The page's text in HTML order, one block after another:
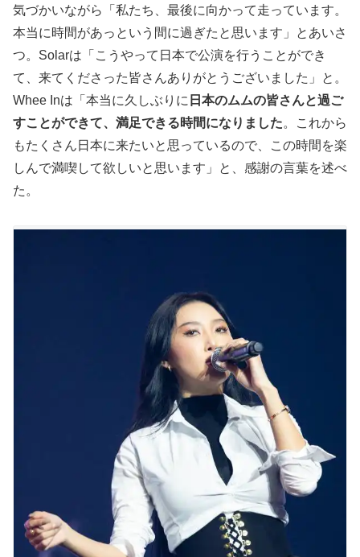
気づかいながら「私たち、最後に向かって走っています。
本当に時間があっという間に過ぎたと思います」とあいさ
つ。Solarは「こうやって日本で公演を行うことができ
て、来てくださった皆さんありがとうございました」と。
Whee Inは「本当に久しぶりに 日本のムムの皆さんと過ご
すことができて、満足できる時間になりました。これから
もたくさん日本に来たいと思っているので、この時間を楽
しんで満喫して欲しいと思います」と、感謝の言葉を述べ
た。